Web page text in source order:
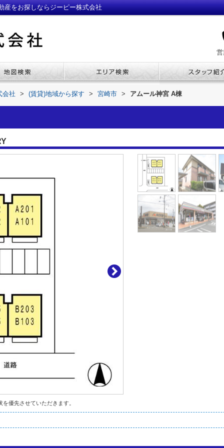
産をお探しならジーピー株式会社
会社 > (賃貸)地域から探す > 宮崎市 > アムール神宮 A棟
優先させていただきます。